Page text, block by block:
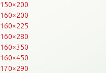
150×200
160×200
160×225
160×280
160×350
160×450
170×290